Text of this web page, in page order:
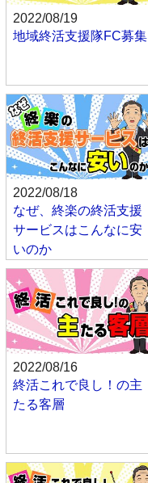
2022/08/19
地域終活支援隊FC募集
2022/08/18
なぜ、終楽の終活支援
サービスはこんなに安
いのか
2022/08/16
終活これで良し！の主
たる客層